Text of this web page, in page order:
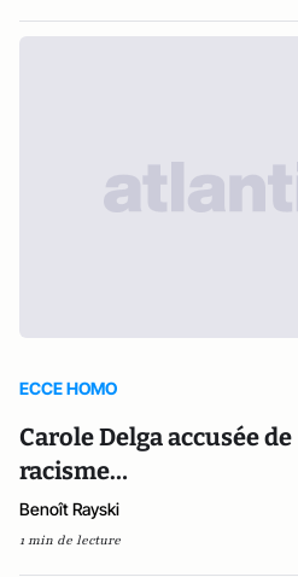
ECCE HOMO
Carole Delga accusée de
racisme…
Benoît Rayski
1 min de lecture